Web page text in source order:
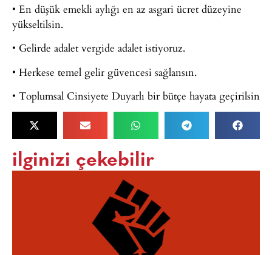
• En düşük emekli aylığı en az asgari ücret düzeyine
yükseltilsin.
• Gelirde adalet vergide adalet istiyoruz.
• Herkese temel gelir güvencesi sağlansın.
• Toplumsal Cinsiyete Duyarlı bir bütçe hayata geçirilsin
ilginizi çekebilir